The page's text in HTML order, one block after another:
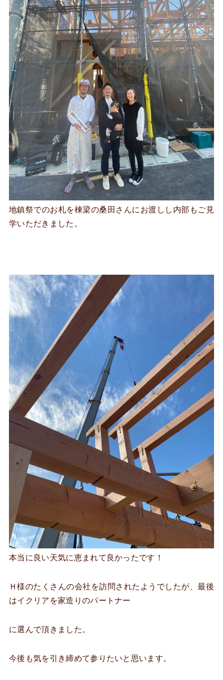
地鎮祭でのお札を棟梁の桑田さんにお渡しし内部もご見
学いただきました。
本当に良い天気に恵まれて良かったです！
Ｈ様のたくさんの会社を訪問されたようでしたが、最後
はイクリアを家造りのパートナー
に選んで頂きました。
今後も気を引き締めて参りたいと思います。